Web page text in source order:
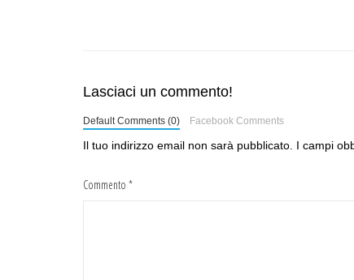
Lasciaci un commento!
Default Comments (0) Facebook Comments
Il tuo indirizzo email non sarà pubblicato. I campi
Commento *